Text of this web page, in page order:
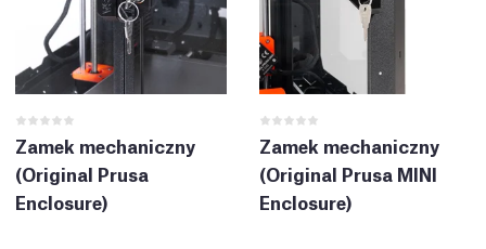
Zamek mechaniczny
(Original Prusa
Enclosure)
Zamek mechaniczny
(Original Prusa MINI
Enclosure)